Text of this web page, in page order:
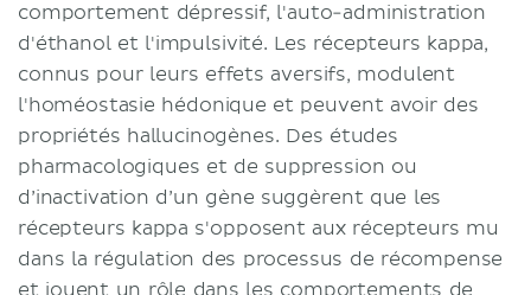
comportement dépressif, l'auto-administration
d'éthanol et l'impulsivité. Les récepteurs kappa,
connus pour leurs effets aversifs, modulent
l'homéostasie hédonique et peuvent avoir des
propriétés hallucinogènes. Des études
pharmacologiques et de suppression ou
d’inactivation d’un gène suggèrent que les
récepteurs kappa s'opposent aux récepteurs mu
dans la régulation des processus de récompense
et jouent un rôle dans les comportements de